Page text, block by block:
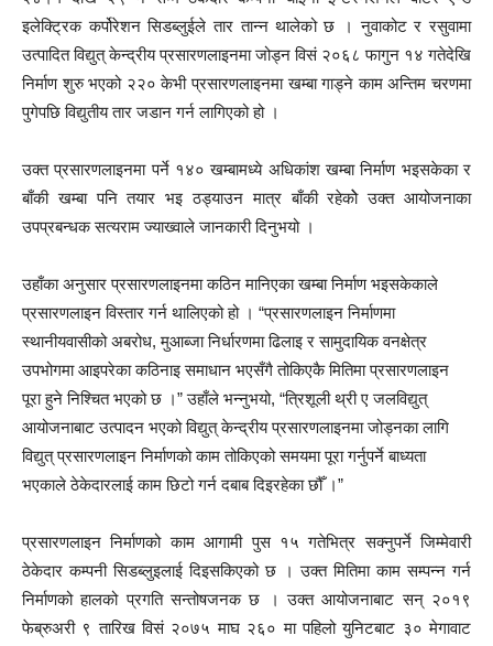
इलेक्ट्रिक कर्पोरेशन सिडब्लुईले तार तान्न थालेको छ । नुवाकोट र रसुवामा
उत्पादित विद्युत् केन्द्रीय प्रसारणलाइनमा जोड्न विसं २०६८ फागुन १४ गतेदेखि
निर्माण शुरु भएको २२० केभी प्रसारणलाइनमा खम्बा गाड्ने काम अन्तिम चरणमा
पुगेपछि विद्युतीय तार जडान गर्न लागिएको हो ।
उक्त प्रसारणलाइनमा पर्ने १४० खम्बामध्ये अधिकांश खम्बा निर्माण भइसकेका र
बाँकी खम्बा पनि तयार भइ ठड्याउन मात्र बाँकी रहेकोे उक्त आयोजनाका
उपप्रबन्धक सत्यराम ज्याख्वाले जानकारी दिनुभयो ।
उहाँका अनुसार प्रसारणलाइनमा कठिन मानिएका खम्बा निर्माण भइसकेकाले
प्रसारणलाइन विस्तार गर्न थालिएको हो । “प्रसारणलाइन निर्माणमा
स्थानीयवासीको अबरोध, मुआब्जा निर्धारणमा ढिलाइ र सामुदायिक वनक्षेत्र
उपभोगमा आइपरेका कठिनाइ समाधान भएसँगै तोकिएकै मितिमा प्रसारणलाइन
पूरा हुने निश्चित भएको छ ।” उहाँले भन्नुभयो, “त्रिशूली थ्री ए जलविद्युत्
आयोजनाबाट उत्पादन भएको विद्युत् केन्द्रीय प्रसारणलाइनमा जोड्नका लागि
विद्युत् प्रसारणलाइन निर्माणको काम तोकिएको समयमा पूरा गर्नुपर्ने बाध्यता
भएकाले ठेकेदारलाई काम छिटो गर्न दबाब दिइरहेका छौँ ।”
प्रसारणलाइन निर्माणको काम आगामी पुस १५ गतेभित्र सक्नुपर्ने जिम्मेवारी
ठेकेदार कम्पनी सिडब्लुइलाई दिइसकिएको छ । उक्त मितिमा काम सम्पन्न गर्न
निर्माणको हालको प्रगति सन्तोषजनक छ । उक्त आयोजनाबाट सन् २०१९
फेब्रुअरी ९ तारिख विसं २०७५ माघ २६० मा पहिलो युनिटबाट ३० मेगावाट